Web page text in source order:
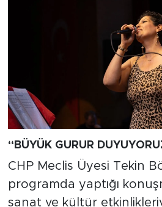
“BÜYÜK GURUR
CHP Meclis Üyesi Tekin
programda yaptığı
sanat ve kültür